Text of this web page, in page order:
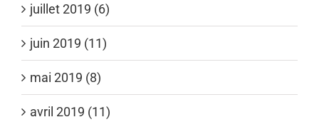
juillet 2019 (6)
juin 2019 (11)
mai 2019 (8)
avril 2019 (11)